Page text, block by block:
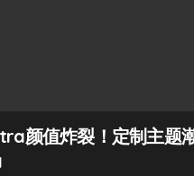
颜值炸裂！定制主题